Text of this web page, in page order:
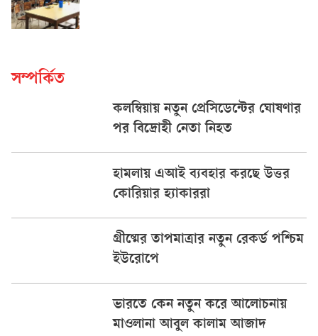
সম্পর্কিত
কলম্বিয়ায় নতুন প্রেসিডেন্টের ঘোষণার
পর বিদ্রোহী নেতা নিহত
হামলায় এআই ব্যবহার করছে উত্তর
কোরিয়ার হ্যাকাররা
গ্রীষ্মের তাপমাত্রার নতুন রেকর্ড পশ্চিম
ইউরোপে
ভারতে কেন নতুন করে আলোচনায়
মাওলানা আবুল কালাম আজাদ